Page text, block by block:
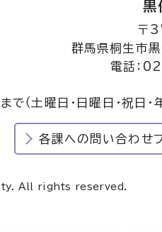
黒
〒
群馬県桐生市
電話：
で（土曜日・日曜日・祝日
各課への問い合わせ
All rights reserved.